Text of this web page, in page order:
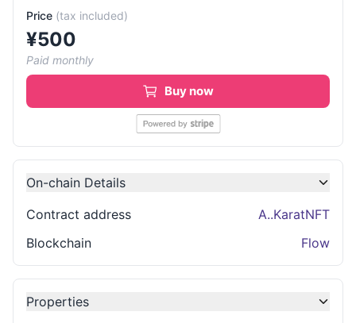
Price (tax included)
¥500
Paid monthly
Buy now
On-chain Details
Contract address
A..KaratNFT
Blockchain
Flow
Properties